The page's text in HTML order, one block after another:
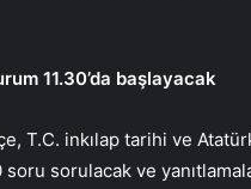
11.30’da başlayacak
T.C. inkılap tarihi ve
sorulacak ve